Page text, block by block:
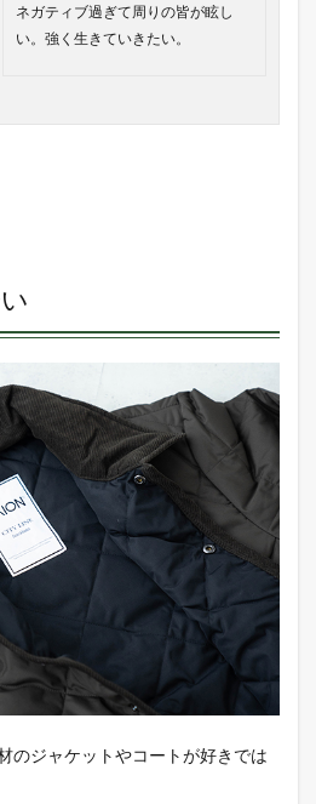
ネガティブ過ぎて周りの皆が眩し
い。強く生きていきたい。
のジャケットやコートが好きでは